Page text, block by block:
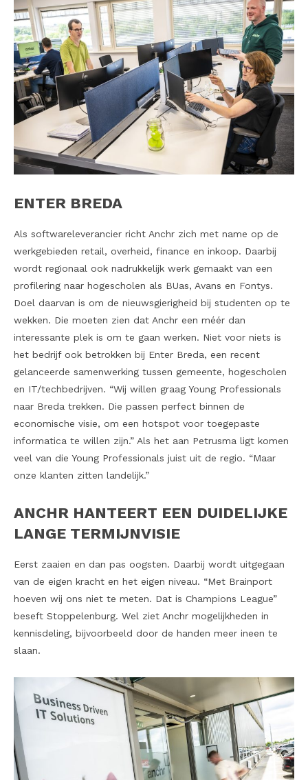
ENTER BREDA
Als softwareleverancier richt Anchr zich met name op de
werkgebieden retail, overheid, finance en inkoop. Daarbij
wordt regionaal ook nadrukkelijk werk gemaakt van een
profilering naar hogescholen als BUas, Avans en Fontys.
Doel daarvan is om de nieuwsgierigheid bij studenten op te
wekken. Die moeten zien dat Anchr een méér dan
interessante plek is om te gaan werken. Niet voor niets is
het bedrijf ook betrokken bij Enter Breda, een recent
gelanceerde samenwerking tussen gemeente, hogescholen
en IT/techbedrijven. “Wij willen graag Young Professionals
naar Breda trekken. Die passen perfect binnen de
economische visie, om een hotspot voor toegepaste
informatica te willen zijn.” Als het aan Petrusma ligt komen
veel van die Young Professionals juist uit de regio. “Maar
onze klanten zitten landelijk.”
ANCHR HANTEERT EEN DUIDELIJKE
LANGE TERMIJNVISIE
Eerst zaaien en dan pas oogsten. Daarbij wordt uitgegaan
van de eigen kracht en het eigen niveau. “Met Brainport
hoeven wij ons niet te meten. Dat is Champions League”
beseft Stoppelenburg. Wel ziet Anchr mogelijkheden in
kennisdeling, bijvoorbeeld door de handen meer ineen te
slaan.